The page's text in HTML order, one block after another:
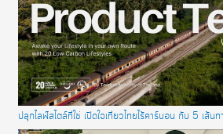
ปลุกไลฟ์สไตล์ที่ใช่ เปิดใจเที่ยวไทยไร้คาร์บอน กับ 5 เส้น